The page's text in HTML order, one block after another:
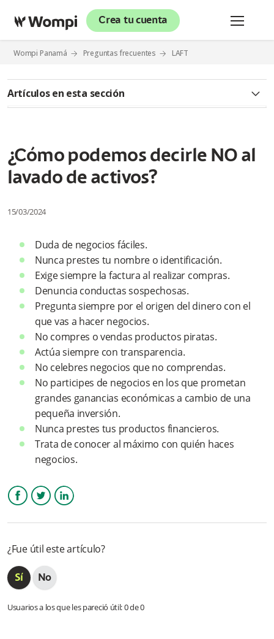
Crea tu cuenta
Wompi Panamá Preguntas frecuentes LAFT
Artículos en esta sección
¿Qué es financiación del terrorismo?
¿Cuáles son algunas de las actividades ilícitas que son fuente
¿Qué sucede si contribuimos a evitar el lavado de activos?
¿Qué consecuencias negativas puede traer haber participado
en el lavado de activos?
¿Cómo podemos decirle NO al lavado de activos?
¿Cómo puedes ser utilizado como canal para lavar activos?
Sabias que...
¿Cómo podemos decirle NO al
lavado de activos?
15/03/2024
Duda de negocios fáciles.
Nunca prestes tu nombre o identificación.
Exige siempre la factura al realizar compras.
Denuncia conductas sospechosas.
Pregunta siempre por el origen del dinero con el
que vas a hacer negocios.
No compres o vendas productos piratas.
Actúa siempre con transparencia.
No celebres negocios que no comprendas.
No participes de negocios en los que prometan
grandes ganancias económicas a cambio de una
pequeña inversión.
Nunca prestes tus productos financieros.
Trata de conocer al máximo con quién haces
negocios.
¿Fue útil este artículo?
Usuarios a los que les pareció útil: 0 de 0